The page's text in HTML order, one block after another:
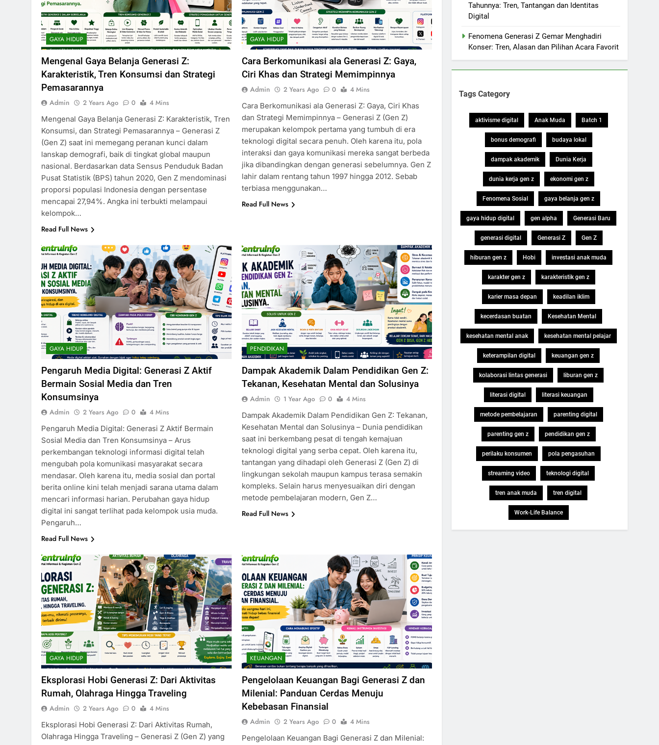
GAYA HIDUP
Mengenal Gaya Belanja Generasi Z:
Karakteristik, Tren Konsumsi dan Strategi
Pemasarannya
Admin 2 Years Ago 0
4 Mins
Mengenal Gaya Belanja Generasi Z: Karakteristik, Tren
Konsumsi, dan Strategi Pemasarannya – Generasi Z
(Gen Z) saat ini memegang peranan kunci dalam
lanskap demografi, baik di tingkat global maupun
nasional. Berdasarkan data Sensus Penduduk Badan
Pusat Statistik (BPS) tahun 2020, Gen Z mendominasi
proporsi populasi Indonesia dengan persentase
mencapai 27,94%. Angka ini terbukti melampaui
kelompok…
Read Full News
GAYA HIDUP
Cara Berkomunikasi ala Generasi Z: Gaya,
Ciri Khas dan Strategi Memimpinnya
Admin 2 Years Ago 0
4 Mins
Cara Berkomunikasi ala Generasi Z: Gaya, Ciri Khas
dan Strategi Memimpinnya – Generasi Z (Gen Z)
merupakan kelompok pertama yang tumbuh di era
teknologi digital secara penuh. Oleh karena itu, pola
interaksi dan gaya komunikasi mereka sangat berbeda
jika dibandingkan dengan generasi sebelumnya. Gen Z
lahir dalam rentang tahun 1997 hingga 2012. Sebab
terbiasa menggunakan…
Read Full News
GAYA HIDUP
Pengaruh Media Digital: Generasi Z Aktif
Bermain Sosial Media dan Tren
Konsumsinya
Admin 2 Years Ago 0
4 Mins
Pengaruh Media Digital: Generasi Z Aktif Bermain
Sosial Media dan Tren Konsumsinya – Arus
perkembangan teknologi informasi digital telah
mengubah pola komunikasi masyarakat secara
mendasar. Oleh karena itu, media sosial dan portal
berita online kini telah menjadi sarana utama dalam
mencari informasi harian. Perubahan gaya hidup
digital ini sangat terlihat pada kelompok usia muda.
Pengaruh…
Read Full News
PENDIDIKAN
Dampak Akademik Dalam Pendidikan Gen Z:
Tekanan, Kesehatan Mental dan Solusinya
Admin 1 Year Ago 0
4 Mins
Dampak Akademik Dalam Pendidikan Gen Z: Tekanan,
Kesehatan Mental dan Solusinya – Dunia pendidikan
saat ini berkembang pesat di tengah kemajuan
teknologi digital yang serba cepat. Oleh karena itu,
tantangan yang dihadapi oleh Generasi Z (Gen Z) di
lingkungan sekolah maupun kampus terasa semakin
kompleks. Selain harus menyesuaikan diri dengan
metode pembelajaran modern, Gen Z…
Read Full News
GAYA HIDUP
Eksplorasi Hobi Generasi Z: Dari Aktivitas
Rumah, Olahraga Hingga Traveling
Admin 2 Years Ago 0
4 Mins
Eksplorasi Hobi Generasi Z: Dari Aktivitas Rumah,
Olahraga Hingga Traveling – Generasi Z (Gen Z) yang
KEUANGAN
Pengelolaan Keuangan Bagi Generasi Z dan
Milenial: Panduan Cerdas Menuju
Kebebasan Finansial
Admin 2 Years Ago 0
4 Mins
Pengelolaan Keuangan Bagi Generasi Z dan Milenial:
Tahunnya: Tren, Tantangan dan Identitas
Digital
Fenomena Generasi Z Gemar Menghadiri
Konser: Tren, Alasan dan Pilihan Acara Favorit
Tags Category
aktivisme digital Anak Muda Batch 1
bonus demografi budaya lokal
dampak akademik Dunia Kerja
dunia kerja gen z ekonomi gen z
Fenomena Sosial gaya belanja gen z
gaya hidup digital gen alpha Generasi Baru
generasi digital Generasi Z Gen Z
hiburan gen z Hobi investasi anak muda
karakter gen z karakteristik gen z
karier masa depan keadilan iklim
kecerdasan buatan Kesehatan Mental
kesehatan mental anak kesehatan mental pelajar
keterampilan digital keuangan gen z
kolaborasi lintas generasi liburan gen z
literasi digital literasi keuangan
metode pembelajaran parenting digital
parenting gen z pendidikan gen z
perilaku konsumen pola pengasuhan
streaming video teknologi digital
tren anak muda tren digital
Work-Life Balance